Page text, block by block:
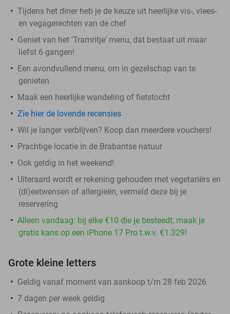
Tijdens het diner heb je de keuze uit heerlijke vis-, vlees-
en vegagerechten van de chef
Geniet van het 'Tramritje' menu, dat bestaat uit maar
liefst 6 gangen!
Een avondvullend menu, om in gezelschap van te
genieten
Maak een heerlijke wandeling of fietstocht
Zie hier de lovende recensies
Wil je langer verblijven? Koop dan meerdere vouchers!
Prachtige locatie in de Brabantse natuur
Ook geldig in het weekend!
Uiteraard wordt er rekening gehouden met vegetariërs en
(di)eetwensen of allergieën, vermeld deze bij je
reservering
Alleen vandaag: bij elke €10 die je besteedt, maak je
gratis kans op een iPhone 17 Pro t.w.v. €1.329!
Grote kleine letters
Geldig vanaf moment van aankoop t/m 28 feb 2026
7 dagen per week geldig